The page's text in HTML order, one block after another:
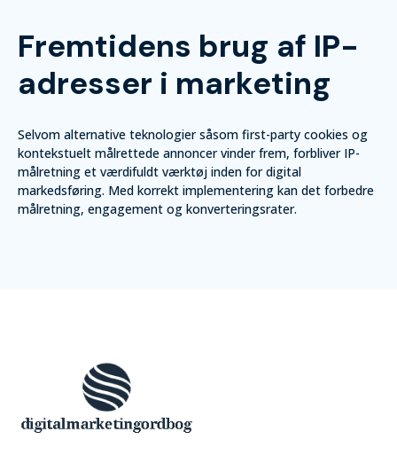
Fremtidens brug af IP-
adresser i marketing
Selvom alternative teknologier såsom first-party cookies og
kontekstuelt målrettede annoncer vinder frem, forbliver IP-
målretning et værdifuldt værktøj inden for digital
markedsføring. Med korrekt implementering kan det forbedre
målretning, engagement og konverteringsrater.